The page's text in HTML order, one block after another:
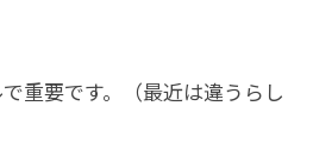
で重要です。（最近は違うらし